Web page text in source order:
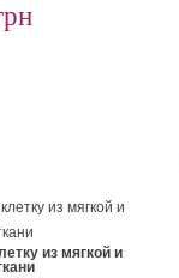
из мягкой и